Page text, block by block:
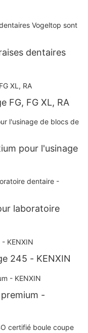
dentaires
FG, FG XL, RA
pour l'usinage
laboratoire
245 - KENXIN
-